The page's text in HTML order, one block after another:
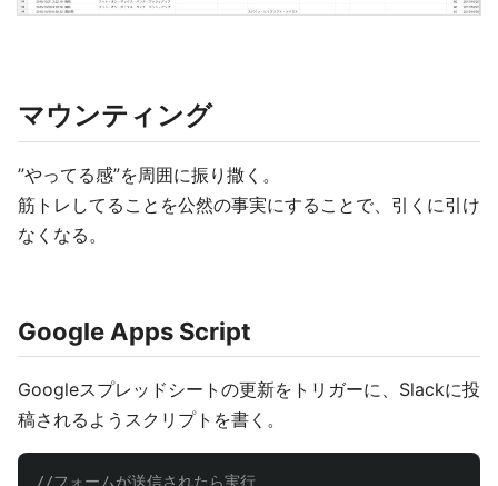
マウンティング
”やってる感”を周囲に振り撒く。
筋トレしてることを公然の事実にすることで、引くに引け
なくなる。
Google Apps Script
Googleスプレッドシートの更新をトリガーに、Slackに投
稿されるようスクリプトを書く。
//フォームが送信されたら実行